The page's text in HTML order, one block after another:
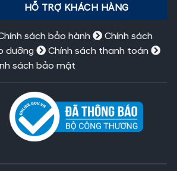
HỖ TRỢ KHÁCH HÀNG
sách bảo hành
Chính sách
dưỡng
Chính sách thanh toán
sách bảo mật